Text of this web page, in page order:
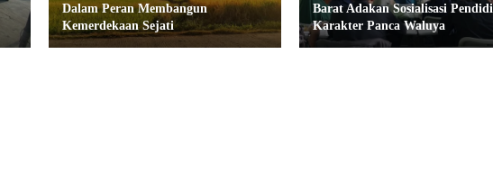
Dalam Peran Membangun
Kemerdekaan Sejati
Barat Adakan Sosialisasi
Karakter Panca Waluya